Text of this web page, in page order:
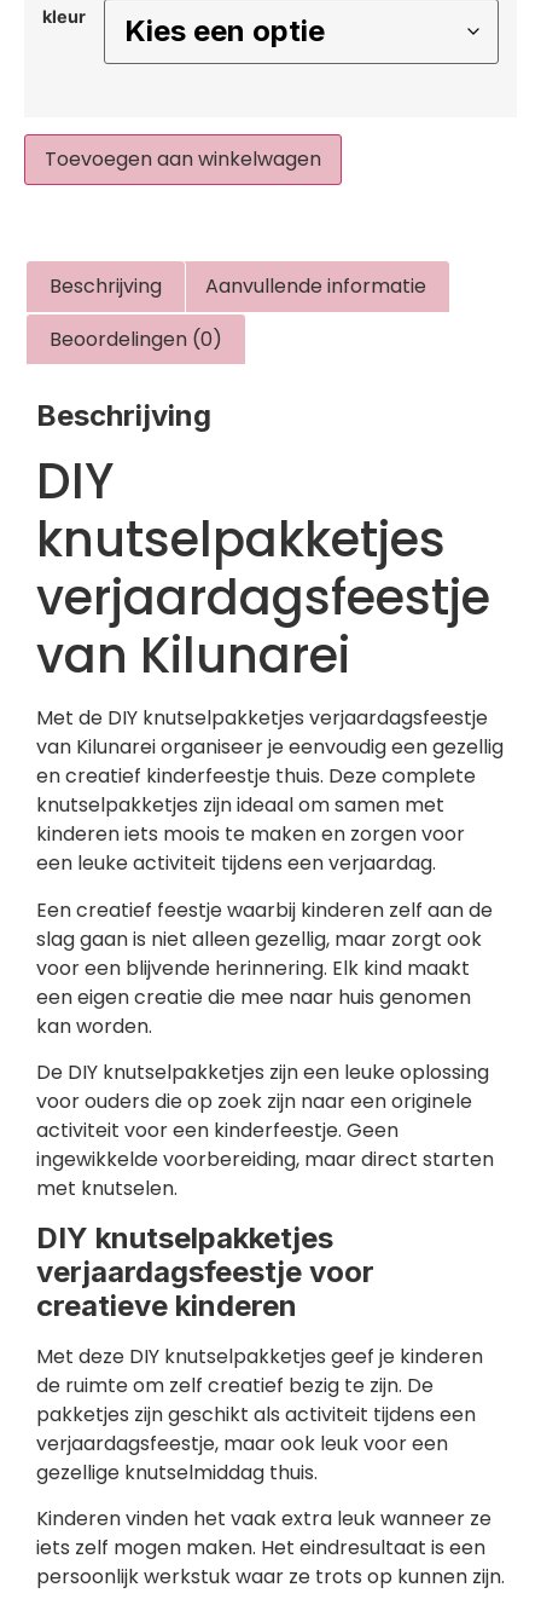
kleur
Toevoegen aan winkelwagen
Beschrijving
Aanvullende informatie
Beoordelingen (0)
Beschrijving
DIY
knutselpakketjes
verjaardagsfeestje
van Kilunarei
Met de DIY knutselpakketjes verjaardagsfeestje
van Kilunarei organiseer je eenvoudig een gezellig
en creatief kinderfeestje thuis. Deze complete
knutselpakketjes zijn ideaal om samen met
kinderen iets moois te maken en zorgen voor
een leuke activiteit tijdens een verjaardag.
Een creatief feestje waarbij kinderen zelf aan de
slag gaan is niet alleen gezellig, maar zorgt ook
voor een blijvende herinnering. Elk kind maakt
een eigen creatie die mee naar huis genomen
kan worden.
De DIY knutselpakketjes zijn een leuke oplossing
voor ouders die op zoek zijn naar een originele
activiteit voor een kinderfeestje. Geen
ingewikkelde voorbereiding, maar direct starten
met knutselen.
DIY knutselpakketjes
verjaardagsfeestje voor
creatieve kinderen
Met deze DIY knutselpakketjes geef je kinderen
de ruimte om zelf creatief bezig te zijn. De
pakketjes zijn geschikt als activiteit tijdens een
verjaardagsfeestje, maar ook leuk voor een
gezellige knutselmiddag thuis.
Kinderen vinden het vaak extra leuk wanneer ze
iets zelf mogen maken. Het eindresultaat is een
persoonlijk werkstuk waar ze trots op kunnen zijn.